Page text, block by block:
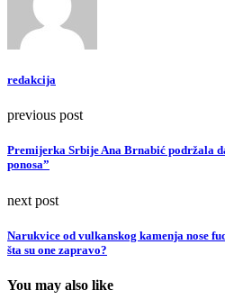
redakcija
previous post
Premijerka Srbije Ana Brnabić podržala
ponosa”
next post
Narukvice od vulkanskog kamenja nose
šta su one zapravo?
You may also like